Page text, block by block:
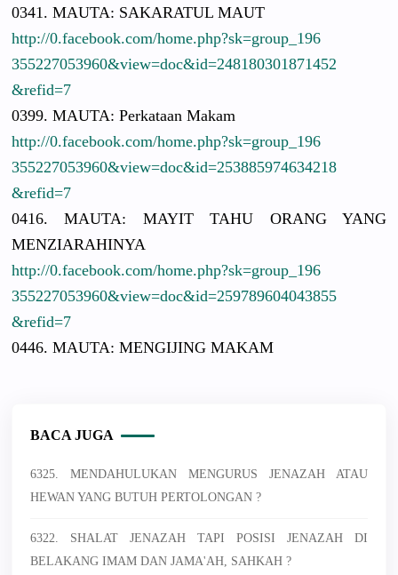
0341. MAUTA: SAKARATUL MAUT
http://0.facebook.com/home.php?sk=group_196
355227053960&view=doc&id=248180301871452
&refid=7
0399. MAUTA: Perkataan Makam
http://0.facebook.com/home.php?sk=group_196
355227053960&view=doc&id=253885974634218
&refid=7
0416. MAUTA: MAYIT TAHU ORANG YANG
MENZIARAHINYA
http://0.facebook.com/home.php?sk=group_196
355227053960&view=doc&id=259789604043855
&refid=7
0446. MAUTA: MENGIJING MAKAM
BACA JUGA
6325. MENDAHULUKAN MENGURUS JENAZAH ATAU
HEWAN YANG BUTUH PERTOLONGAN ?
6322. SHALAT JENAZAH TAPI POSISI JENAZAH DI
BELAKANG IMAM DAN JAMA'AH, SAHKAH ?